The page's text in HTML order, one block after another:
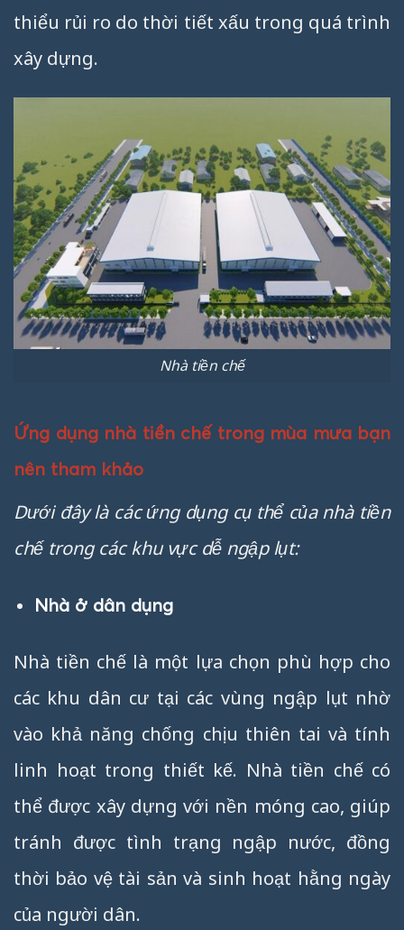
thiểu rủi ro do thời tiết xấu trong quá trình
xây dựng.
Nhà tiền chế
Ứng dụng nhà tiền chế trong mùa mưa bạn
nên tham khảo
Dưới đây là các ứng dụng cụ thể của nhà tiền
chế trong các khu vực dễ ngập lụt:
Nhà ở dân dụng
Nhà tiền chế là một lựa chọn phù hợp cho
các khu dân cư tại các vùng ngập lụt nhờ
vào khả năng chống chịu thiên tai và tính
linh hoạt trong thiết kế. Nhà tiền chế có
thể được xây dựng với nền móng cao, giúp
tránh được tình trạng ngập nước, đồng
thời bảo vệ tài sản và sinh hoạt hằng ngày
của người dân.